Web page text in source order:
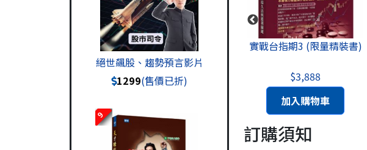
絕世飆股、趨勢預言影片
1299(售價已折)
9
羅威轉折攻擊線(策略指標
實戰台指期3 (限量精裝書)
$3,888
斜槓金融投資的成功思維
$2,500
加入購物車
訂購須知